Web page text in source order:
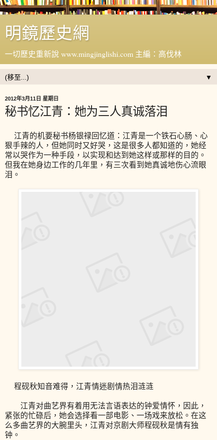
明鏡歷史網
一切歷史重新說 www.mingjinglishi.com 主編：高伐林
▼
2012年3月11日 星期日
秘书忆江青：她为三人真诚落泪
江青的机要秘书杨银禄回忆道：江青是一个铁石心肠、心
狠手辣的人，但她同时又好哭，这是很多人都知道的，她经
常以哭作为一种手段，以实现和达到她这样或那样的目的。
但我在她身边工作的几年里，有三次看到她真诚地伤心流眼
泪。
程砚秋知音难得，江青情迷剧情热泪涟涟
江青对曲艺界有着用无法言语表达的钟爱情怀，因此，
紧张的忙碌后，她会选择看一部电影、一场戏来放松。在这
么多曲艺界的大腕里头，江青对京剧大师程砚秋是情有独
钟。